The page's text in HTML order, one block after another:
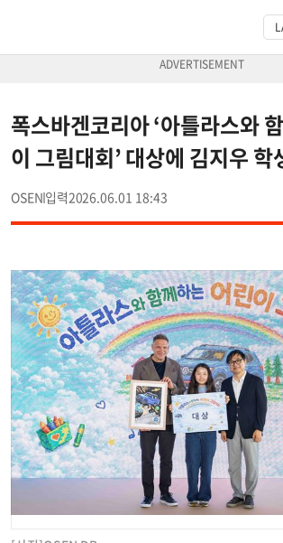
폭스바겐코리아 ‘아틀라스와
이 그림대회’ 대상에 김지우 학
OSEN 2026.06.01 18:43